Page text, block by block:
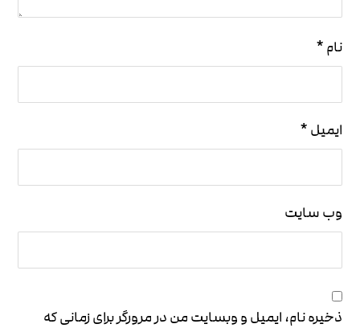
نام *
ایمیل *
وب‌ سایت
ذخیره نام، ایمیل و وبسایت من در مرورگر برای زمانی که